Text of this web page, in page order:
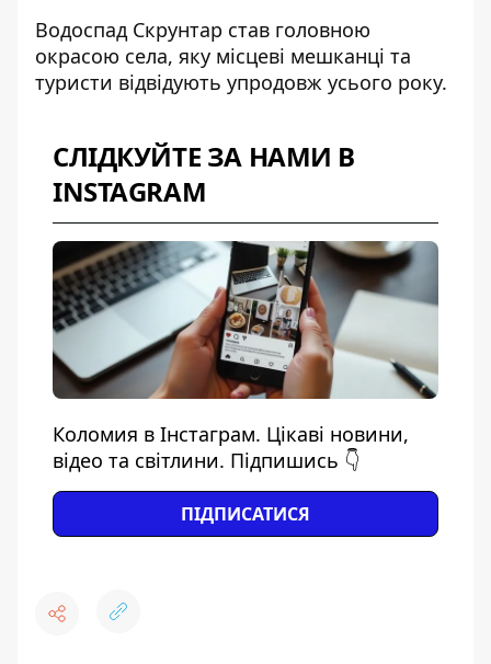
Водоспад Скрунтар став головною
окрасою села, яку місцеві мешканці та
туристи відвідують упродовж усього року.
СЛІДКУЙТЕ ЗА НАМИ В
INSTAGRAM
Коломия в Інстаграм. Цікаві новини,
відео та світлини. Підпишись 👇
ПІДПИСАТИСЯ